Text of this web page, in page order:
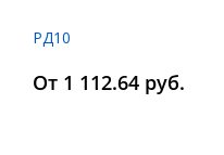
РД10
От 1 112.64 руб.